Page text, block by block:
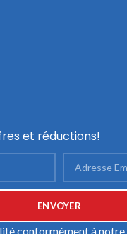
et réductions!
conformément à notre